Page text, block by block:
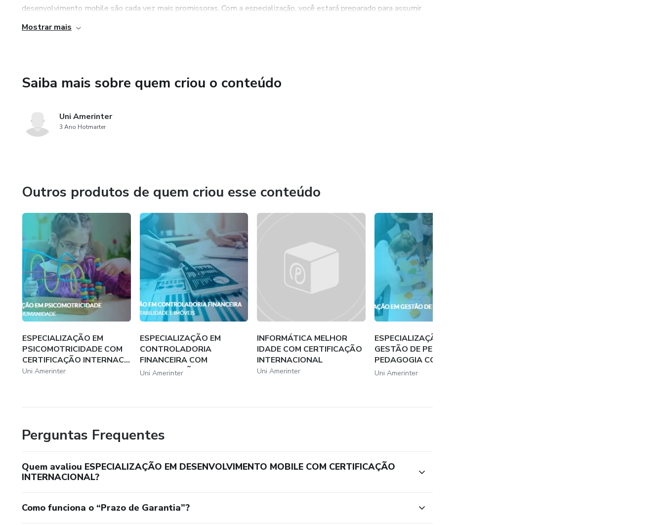
desenvolvimento mobile são cada vez mais promissoras. Com a especialização, você estará preparado para assumir
posições de liderança e se destacar no mercado.
suporte técnico especializado.
Mostrar mais
Saiba mais sobre quem criou o conteúdo
Uni Amerinter
3 Ano Hotmarter
Outros produtos de quem criou esse conteúdo
ESPECIALIZAÇÃO EM
PSICOMOTRICIDADE COM
CERTIFICAÇÃO INTERNAC...
Uni Amerinter
ESPECIALIZAÇÃO EM
CONTROLADORIA
FINANCEIRA COM
CERTIFICAÇÃO...
Uni Amerinter
INFORMÁTICA MELHOR
IDADE COM CERTIFICAÇÃO
INTERNACIONAL
Uni Amerinter
ESPECIALIZAÇÃO EM
GESTÃO DE PESSOAL E
PEDAGOGIA COM
CERTIFIC...
Uni Amerinter
Perguntas Frequentes
Quem avaliou ESPECIALIZAÇÃO EM DESENVOLVIMENTO MOBILE COM CERTIFICAÇÃO
INTERNACIONAL?
Como funciona o “Prazo de Garantia”?